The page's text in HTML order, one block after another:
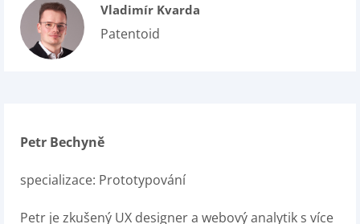
Vladimír Kvarda
Patentoid
Petr Bechyně
specializace: Prototypování
Petr je zkušený UX designer a webový analytik s více